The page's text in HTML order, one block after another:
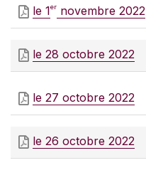
le 1er novembre 2022
le 28 octobre 2022
le 27 octobre 2022
le 26 octobre 2022